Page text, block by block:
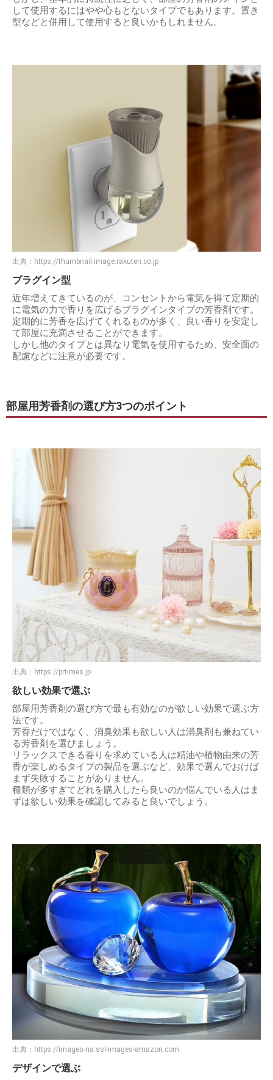
して使用するにはやや心もとないタイプでもあります。置き
型などと併用して使用すると良いかもしれません。
出典： https://thumbnail.image.rakuten.co.jp
プラグイン型
近年増えてきているのが、コンセントから電気を得て定期的
に電気の力で香りを広げるプラグインタイプの芳香剤です。
定期的に芳香を広げてくれるものが多く、良い香りを安定し
て部屋に充満させることができます。
しかし他のタイプとは異なり電気を使用するため、安全面の
配慮などに注意が必要です。
部屋用芳香剤の選び方3つのポイント
出典： https://prtimes.jp
欲しい効果で選ぶ
部屋用芳香剤の選び方で最も有効なのが欲しい効果で選ぶ方
法です。
芳香だけではなく、消臭効果も欲しい人は消臭剤も兼ねてい
る芳香剤を選びましょう。
リラックスできる香りを求めている人は精油や植物由来の芳
香が楽しめるタイプの製品を選ぶなど、効果で選んでおけば
まず失敗することがありません。
種類が多すぎてどれを購入したら良いのか悩んでいる人はま
ずは欲しい効果を確認してみると良いでしょう。
出典： https://images-na.ssl-images-amazon.com
デザインで選ぶ